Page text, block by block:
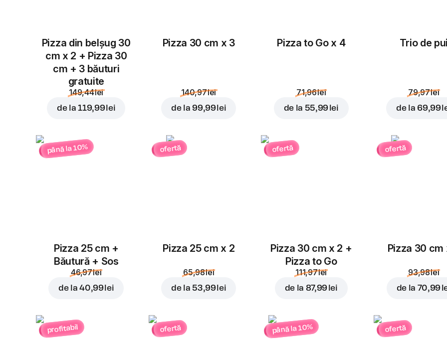
Pizza din belșug 30
cm x 2 + Pizza 30
cm + 3 băuturi
gratuite
149,44 lei
de la119,99 lei
Pizza 30 cm x 3
140,97 lei
de la 99,99 lei
Pizza to Go x 4
71,96 lei
de la 55,99 lei
Trio de
79,97 lei
de la 69,99
până la 10%
Pizza 25 cm +
Băutură + Sos
46,97 lei
de la40,99 lei
ofertă
Pizza 25 cm x 2
65,98 lei
de la 53,99 lei
ofertă
Pizza 30 cm x 2 +
Pizza to Go
111,97 lei
de la 87,99 lei
ofertă
Pizza 30 cm
93,98 lei
de la 70,99
profitabil ofertă până la 10% ofertă